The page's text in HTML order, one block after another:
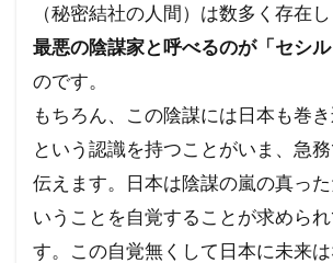
（秘密結社の人間）は数多く存在し
最悪の陰謀家と呼べるのが「セシル
のです。
もちろん、この陰謀には日本も巻
という認識を持つことがいま、急
伝えます。日本は陰謀の嵐の真っ
いうことを自覚することが求めら
す。この自覚無くして日本に未来
移民
秘密結社 福音派
禁パチ
社会問題
病気・
男系継承
特別公務員
焚書 南アフ
BSE
カトリック教会
グノ
カール・マルクス
カルト宗教